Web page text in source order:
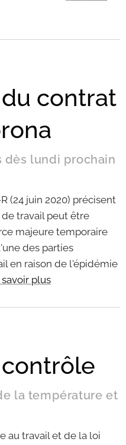
contrat
dès lundi prochain
(24 juin 2020) précisent
travail peut être
majeure temporaire
des parties
en raison de l'épidémie
savoir plus
contrôle
la température et
au travail et de la loi